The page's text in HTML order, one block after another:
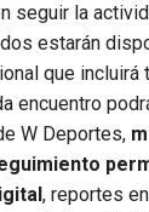
seguir la
estarán
que incluirá
encuentro
W Deportes,
, reportes